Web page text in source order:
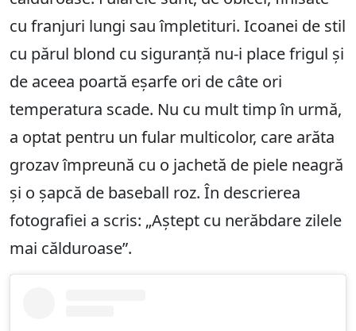
cu franjuri lungi sau împletituri. Icoanei de stil
cu părul blond cu siguranță nu-i place frigul și
de aceea poartă eșarfe ori de câte ori
temperatura scade. Nu cu mult timp în urmă,
a optat pentru un fular multicolor, care arăta
grozav împreună cu o jachetă de piele neagră
și o șapcă de baseball roz. În descrierea
fotografiei a scris: „Aștept cu nerăbdare zilele
mai călduroase”.